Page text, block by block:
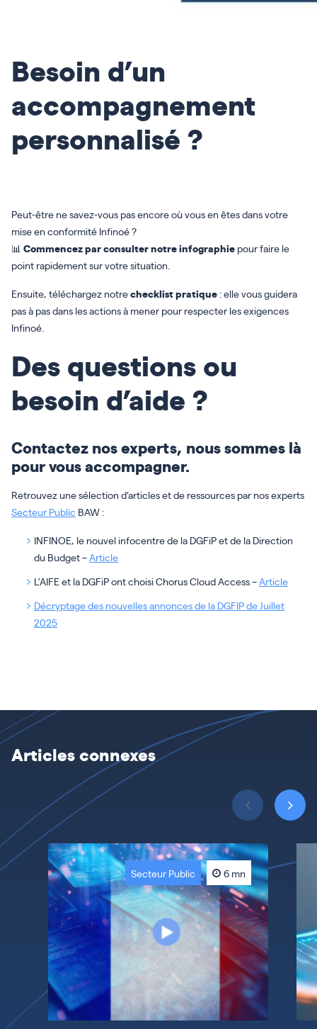
Besoin d’un
accompagnement
personnalisé ?
Peut-être ne savez-vous pas encore où vous en êtes dans votre
mise en conformité Infinoé ?
📊 Commencez par consulter notre infographie pour faire le
point rapidement sur votre situation.
Ensuite, téléchargez notrechecklist pratique : elle vous guidera
pas à pas dans les actions à mener pour respecter les exigences
Infinoé.
Des questions ou
besoin d’aide ?
Contactez nos experts, nous sommes là
pour vous accompagner.
Retrouvez une sélection d’articles et de ressources par nos experts
Secteur Public BAW :
INFINOE, le nouvel infocentre de la DGFiP et de la Direction
du Budget –Article
L’AIFE et la DGFiP ont choisi Chorus Cloud Access –Article
Décryptage des nouvelles annonces de la DGFIP de Juillet
2025
Articles connexes
Secteur Public 6 mn